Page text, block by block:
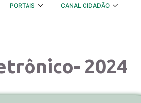
PORTAIS
CANAL CIDADÃO
2024